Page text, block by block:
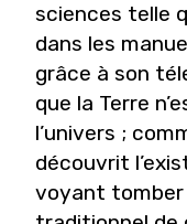
sciences telle
dans les
grâce à son
que la Terre
l’univers ;
découvrit
voyant tomber